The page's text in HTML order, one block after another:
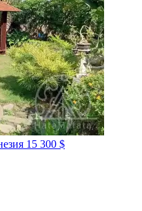
15 300 $